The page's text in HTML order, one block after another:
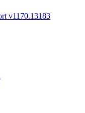
v1170.13183